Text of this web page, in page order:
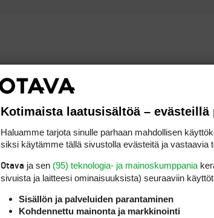
Kotimaista laatusisältöä –
Haluamme tarjota sinulle parhaan mahdollisen
siksi käytämme tällä sivustolla evästeitä ja vastaavia
Otava ja sen (95) teknologia- ja mainoskumppania
sivuista ja laitteesi ominaisuuk­sista) seuraaviin
Sisällön ja palveluiden parantaminen
Kohdennettu mainonta ja markkinointi